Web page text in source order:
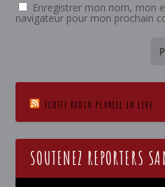
Enregistrer mon nom, mon
navigateur pour mon prochain
ECOTEZ RADIO PLURIEL EN LIVE
SOUTENEZ REPORTERS